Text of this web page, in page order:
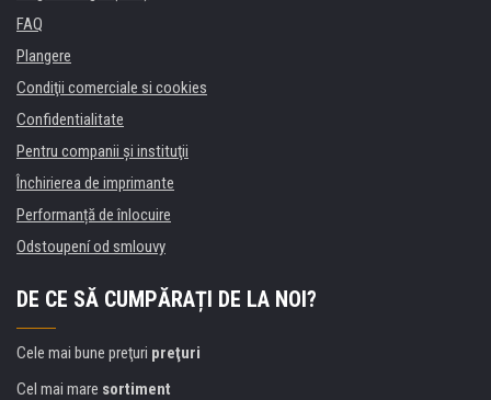
FAQ
Plangere
Condiţii comerciale si cookies
Confidentialitate
Pentru companii și instituţii
Închirierea de imprimante
Performanță de înlocuire
Odstoupení od smlouvy
DE CE SĂ CUMPĂRAȚI DE LA NOI?
Cele mai bune preţuri preţuri
Cel mai mare sortiment